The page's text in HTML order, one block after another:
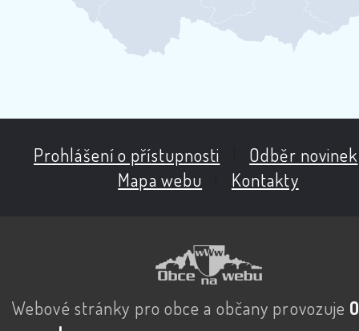
Prohlášení o přístupnosti Odběr novinek
Mapa webu
Kontakty
Webové stránky pro obce a občany provozuje